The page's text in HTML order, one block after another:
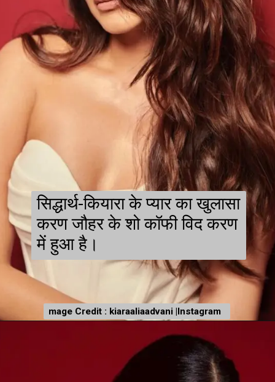
mage Credit : kiaraaliaadvani |Instagram
सिद्धार्थ-कियारा के प्यार का खुलासा
करण जौहर के शो कॉफी विद करण
में हुआ है।